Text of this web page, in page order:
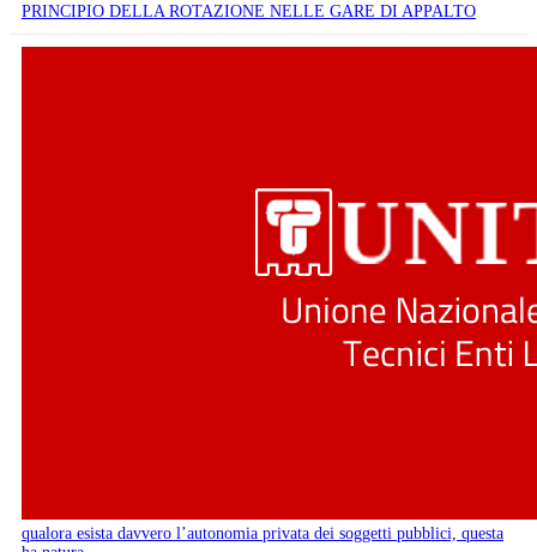
PRINCIPIO DELLA ROTAZIONE NELLE GARE DI APPALTO
qualora esista davvero l’autonomia privata dei soggetti pubblici, questa